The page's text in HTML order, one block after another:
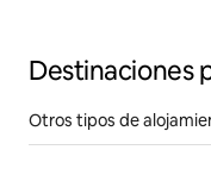
Destinaciones
Otros tipos de